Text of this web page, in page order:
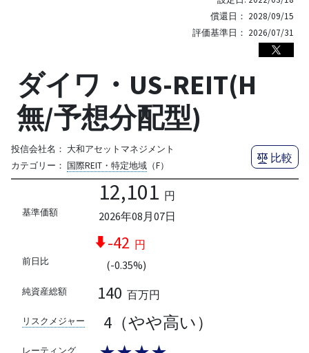
償還日： 2028/09/15
評価基準日： 2026/07/31
ダイワ・US-REIT(H
無/予想分配型)
投信会社名： 大和アセットマネジメント
カテゴリー： 国際REIT・特定地域（F）
比較
基準価額
12,101 円
2026年08月07日
前日比
-42 円
(-0.35%)
純資産総額 140 百万円
リスクメジャー 4（やや高い）